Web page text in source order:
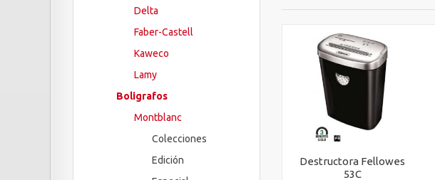
Delta
Faber-Castell
Kaweco
Lamy
Boligrafos
Montblanc
Colecciones
Edición
Destructora Fellowes
53C